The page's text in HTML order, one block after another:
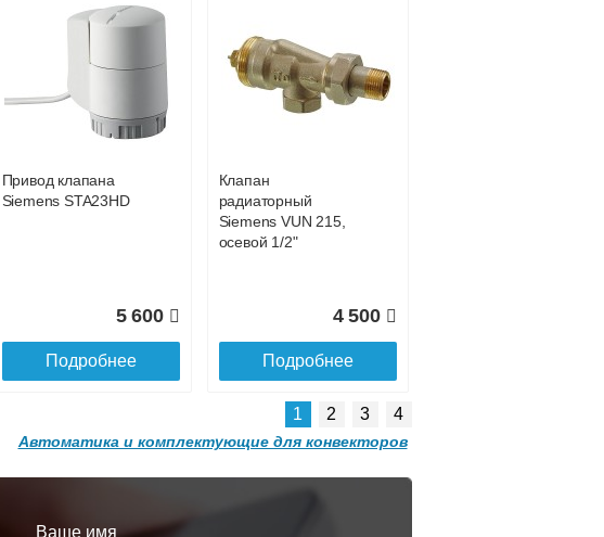
GRILL.LGA-20-
37 027
Подробнее
39 252
ITT.080.200.1200 с
решеткой
GRILL.SGW-20-
32 501
Конвектор
ITT.080.200.1200 с
решеткой
GRILL.SGW-20-
Подробнее
Конвектор
решеткой
Конвектор
Привод клапана
Siemens STA23HD
5 600
Подробнее
Клапан
радиаторный
Siemens VUN 215,
осевой 1/2"
4 500
Подробнее
1 2 3 4
Автоматика и комплектующие для конвекторов
Ваше имя